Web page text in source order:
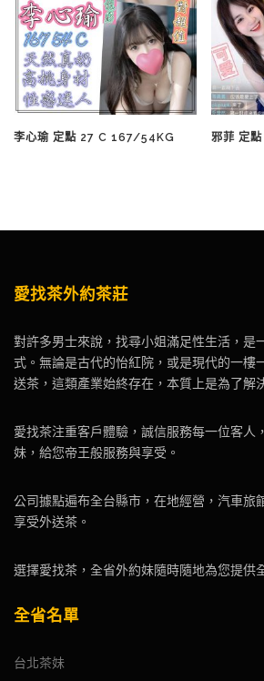
李心瑜 定點 27 C 167/54KG 邪菲 定
愛找茶外約茶莊
對許多男士來說，找尋小姐滿足性生活，是
式。無論是古代的怡紅院，或是現代的一樓
送茶，這類產業始終存在，本質上是為了解
愛找茶注重客戶體驗，誠信服務每一位客人
妹，給您帝王般服務與享受。
公司據點遍布全台縣市，在地經營，汽車旅
享受外送茶。
選擇愛找茶，全省外約妹隨時隨地為您提供
全省名單
台北茶妹